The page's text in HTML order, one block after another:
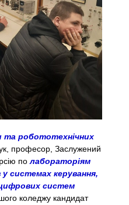
робототехнічних
професор, Заслужений
полабораторіям
системах керування,
цифрових систем
коледжу кандидат